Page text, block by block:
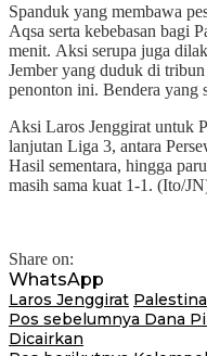
Spanduk yang membawa
Aqsa serta kebebasan bagi
menit. Aksi serupa juga
Jember yang duduk di
penonton ini. Bendera yang
Aksi Laros Jenggirat untuk
lanjutan Liga 3, antara
Hasil sementara, hingga
masih sama kuat 1-1. (Ito/
Share on:
WhatsApp
Laros Jenggirat Palestina
Navigasi
Pos sebelumnya Dana
Dicairkan